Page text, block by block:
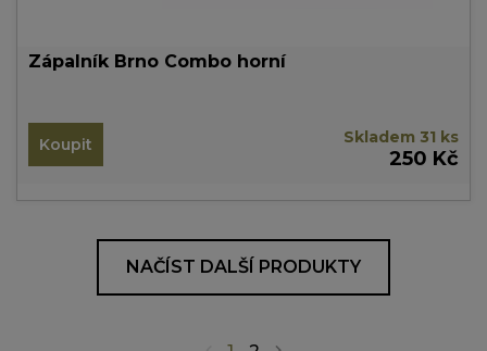
Zápalník Brno Combo horní
Koupit Skladem 31 ks
250 Kč
NAČÍST DALŠÍ PRODUKTY